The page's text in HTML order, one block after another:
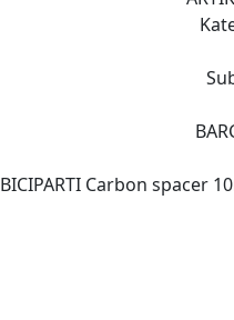
BICIPARTI Carbon spacer